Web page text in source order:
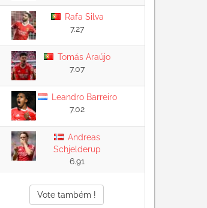
Rafa Silva
7.27
Tomás Araújo
7.07
Leandro Barreiro
7.02
Andreas
Schjelderup
6.91
Vote também !